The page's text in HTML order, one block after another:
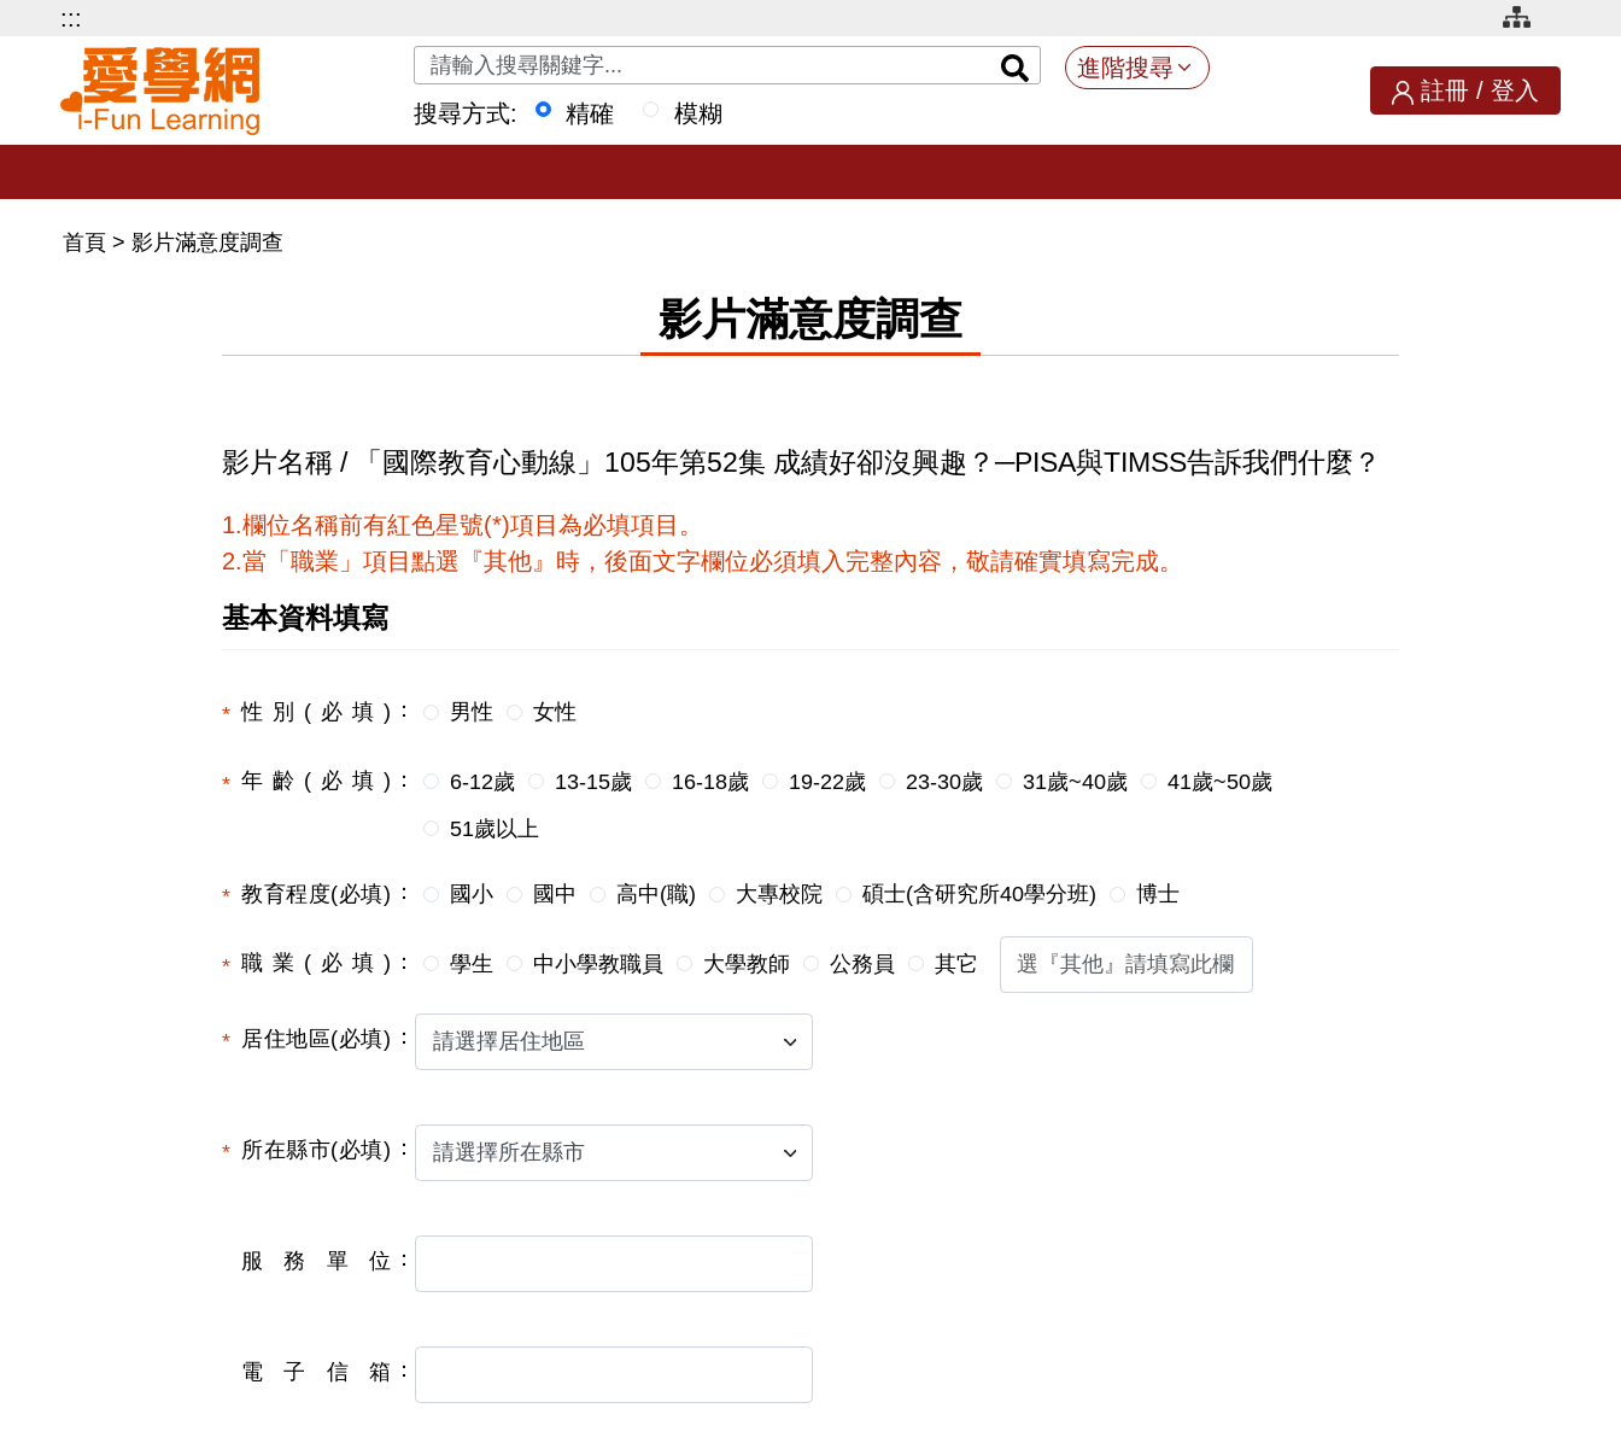
:::
關鍵字搜尋
進階搜尋
搜尋方式:
精確 模糊
註冊 / 登入
首頁 > 影片滿意度調查
影片滿意度調查
影片名稱 / 「國際教育心動線」105年第52集 成績好卻沒興趣？─PISA與TIMSS告訴我們什麼？
1.欄位名稱前有紅色星號(*)項目為必填項目。
2.當「職業」項目點選『其他』時，後面文字欄位必須填入完整內容，敬請確實填寫完成。
基本資料填寫
性別(必填) 男性 女性
年齡(必填) 6-12歲 13-15歲 16-18歲 19-22歲 23-30歲 31歲~40歲
41歲~50歲
51歲以上
教育程度(必填) 國小 國中 高中(職) 大專校院 碩士(含研究所40學分班) 博士
職業(必填) 學生 中小學教職員 大學教師 公務員 其它
居住地區(必填)
所在縣市(必填)
服務單位
電子信箱